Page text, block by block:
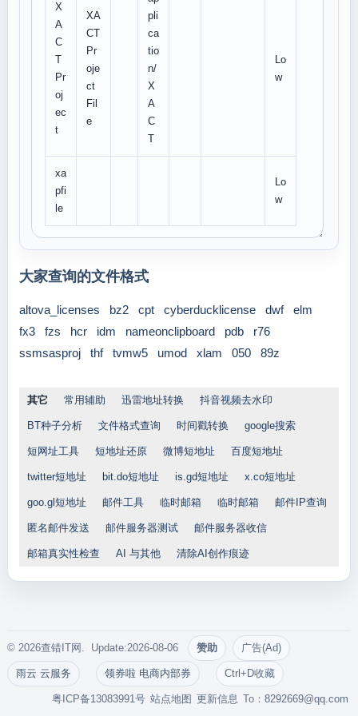
X
A
C
T
Pr
oj
ec
t
XA
CT
Pr
oje
ct
Fil
e
pli
ca
tio
n/
X
A
C
T
Lo
w
xa
pfi
le
Lo
w
大家查询的文件格式
altova_licenses bz2 cpt cyberducklicense dwf
elm
fx3
fzs hcr idm nameonclipboard pdb
r76
ssmsasproj
thf tvmw5 umod xlam 050 89z
其它 常用辅助 迅雷地址转换 抖音视频去水印
BT种子分析 文件格式查询 时间戳转换 google搜索
短网址工具 短地址还原 微博短地址 百度短地址
twitter短地址 bit.do短地址 is.gd短地址 x.co短地址
goo.gl短地址 邮件工具 临时邮箱 临时邮箱 邮件IP查询
匿名邮件发送 邮件服务器测试 邮件服务器收信
邮箱真实性检查 AI 与其他 清除AI创作痕迹
© 2026查错IT网. Update:2026-08-06 赞助 广告(Ad)
雨云 云服务 领券啦 电商内部券 Ctrl+D收藏
To：8292669@qq.com
更新信息
站点地图
粤ICP备13083991号